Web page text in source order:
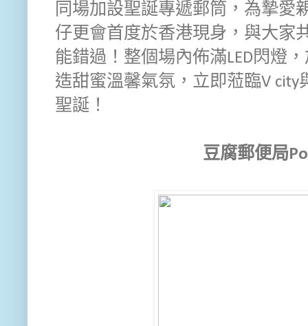
同場加設聖誕專遞郵筒，為摯愛
仔更會首度於香港現身，與大家
能錯過！整個場內佈滿LED閃燈
造甜蜜溫馨氣氛，立即蒞臨V
聖誕！
豆腐郵便局